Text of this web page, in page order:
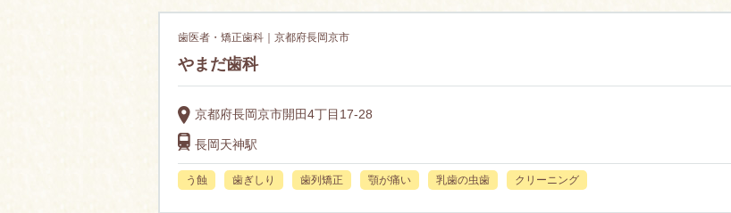
歯医者・矯正歯科｜京都府長岡京市
やまだ歯科
京都府長岡京市開田4丁目17-28
長岡天神駅
う蝕 歯ぎしり 歯列矯正 顎が痛い 乳歯の虫歯 クリーニング